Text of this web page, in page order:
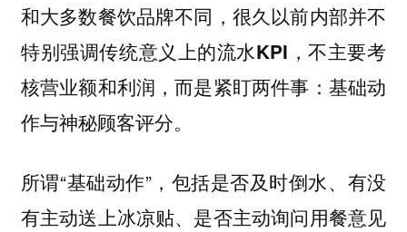
和大多数餐饮品牌不同， 很久以前内部并不
特别强调传统意义上的流水KPI，不主要考
核营业额和利润，而是紧盯两件事：基础动
作与神秘顾客评分。
所谓“基础动作”，包括是否及时倒水、有没
有主动送上冰凉贴、是否主动询问用餐意见